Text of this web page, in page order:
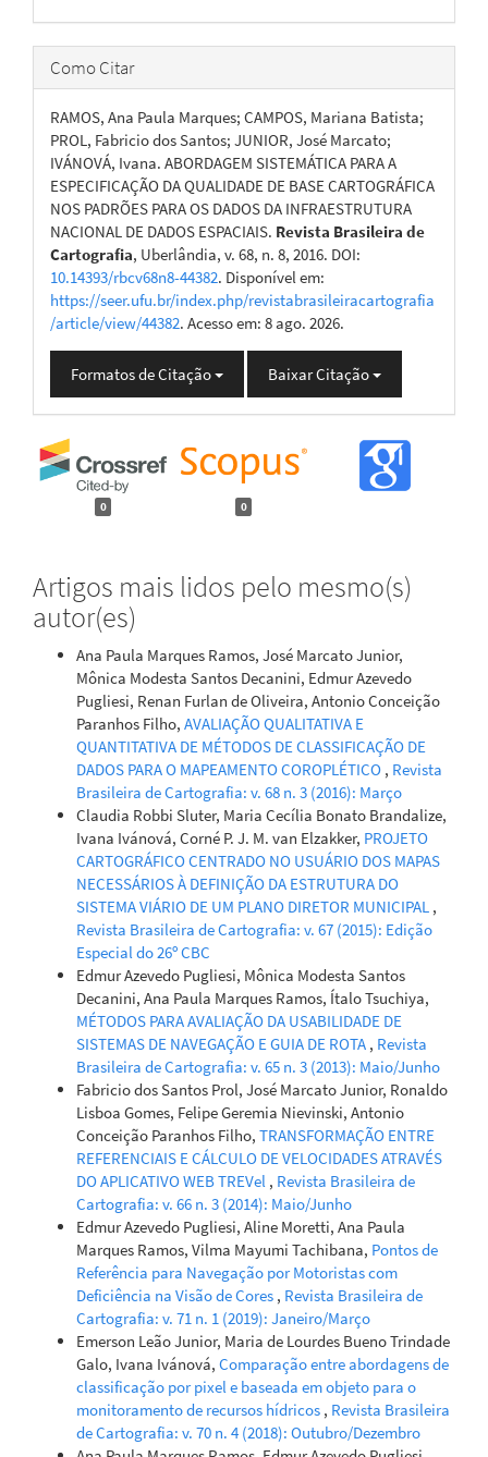
Como Citar
RAMOS, Ana Paula Marques; CAMPOS, Mariana Batista;
PROL, Fabricio dos Santos; JUNIOR, José Marcato;
IVÁNOVÁ, Ivana. ABORDAGEM SISTEMÁTICA PARA A
ESPECIFICAÇÃO DA QUALIDADE DE BASE CARTOGRÁFICA
NOS PADRÕES PARA OS DADOS DA INFRAESTRUTURA
NACIONAL DE DADOS ESPACIAIS. Revista Brasileira de
Cartografia, Uberlândia, v. 68, n. 8, 2016. DOI:
10.14393/rbcv68n8-44382. Disponível em:
https://seer.ufu.br/index.php/revistabrasileiracartografia
/article/view/44382. Acesso em: 8 ago. 2026.
Formatos de Citação Baixar Citação
0 0
Artigos mais lidos pelo mesmo(s)
autor(es)
Ana Paula Marques Ramos, José Marcato Junior,
Mônica Modesta Santos Decanini, Edmur Azevedo
Pugliesi, Renan Furlan de Oliveira, Antonio Conceição
Paranhos Filho, AVALIAÇÃO QUALITATIVA E
QUANTITATIVA DE MÉTODOS DE CLASSIFICAÇÃO DE
DADOS PARA O MAPEAMENTO COROPLÉTICO , Revista
Brasileira de Cartografia: v. 68 n. 3 (2016): Março
Claudia Robbi Sluter, Maria Cecília Bonato Brandalize,
Ivana Ivánová, Corné P. J. M. van Elzakker, PROJETO
CARTOGRÁFICO CENTRADO NO USUÁRIO DOS MAPAS
NECESSÁRIOS À DEFINIÇÃO DA ESTRUTURA DO
SISTEMA VIÁRIO DE UM PLANO DIRETOR MUNICIPAL ,
Revista Brasileira de Cartografia: v. 67 (2015): Edição
Especial do 26º CBC
Edmur Azevedo Pugliesi, Mônica Modesta Santos
Decanini, Ana Paula Marques Ramos, Ítalo Tsuchiya,
MÉTODOS PARA AVALIAÇÃO DA USABILIDADE DE
SISTEMAS DE NAVEGAÇÃO E GUIA DE ROTA , Revista
Brasileira de Cartografia: v. 65 n. 3 (2013): Maio/Junho
Fabricio dos Santos Prol, José Marcato Junior, Ronaldo
Lisboa Gomes, Felipe Geremia Nievinski, Antonio
Conceição Paranhos Filho, TRANSFORMAÇÃO ENTRE
REFERENCIAIS E CÁLCULO DE VELOCIDADES ATRAVÉS
DO APLICATIVO WEB TREVel , Revista Brasileira de
Cartografia: v. 66 n. 3 (2014): Maio/Junho
Edmur Azevedo Pugliesi, Aline Moretti, Ana Paula
Marques Ramos, Vilma Mayumi Tachibana, Pontos de
Referência para Navegação por Motoristas com
Deficiência na Visão de Cores , Revista Brasileira de
Cartografia: v. 71 n. 1 (2019): Janeiro/Março
Emerson Leão Junior, Maria de Lourdes Bueno Trindade
Galo, Ivana Ivánová, Comparação entre abordagens de
classificação por pixel e baseada em objeto para o
monitoramento de recursos hídricos , Revista Brasileira
de Cartografia: v. 70 n. 4 (2018): Outubro/Dezembro